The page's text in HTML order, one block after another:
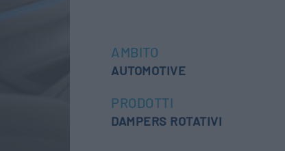
AMBITO
AUTOMOTIVE
PRODOTTI
DAMPERS ROTATIVI